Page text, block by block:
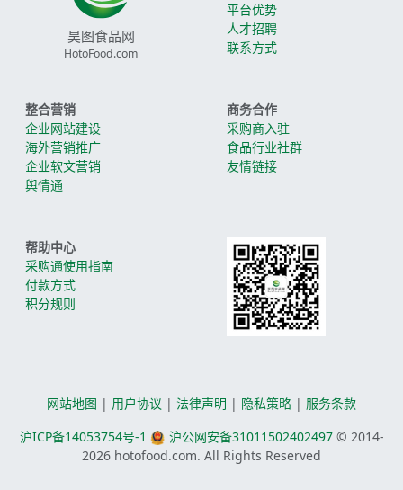
昊图食品网
HotoFood.com
平台优势
人才招聘
联系方式
整合营销
企业网站建设
海外营销推广
企业软文营销
舆情通
商务合作
采购商入驻
食品行业社群
友情链接
帮助中心
采购通使用指南
付款方式
积分规则
网站地图 | 用户协议 | 法律声明 | 隐私策略 | 服务条款
沪ICP备14053754号-1
沪公网安备31011502402497© 2014-
2026 hotofood.com. All Rights Reserved